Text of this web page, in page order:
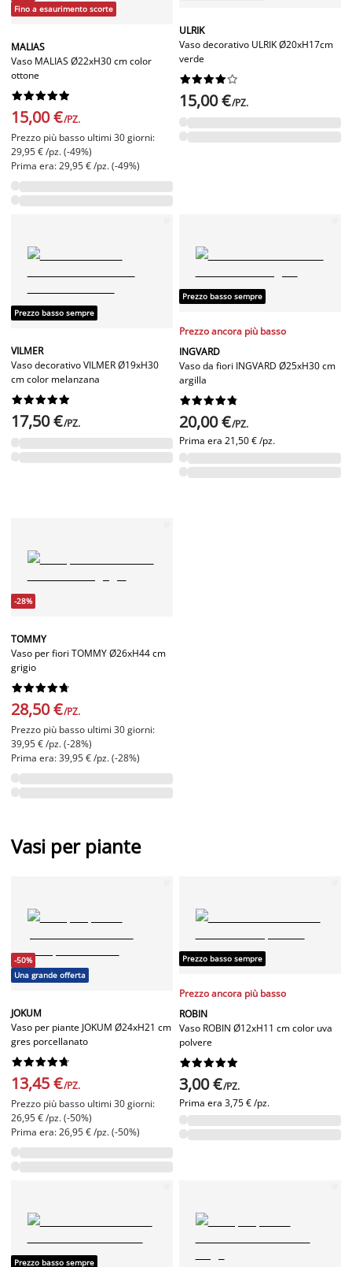
Fino a esaurimento scorte
MALIAS
Vaso MALIAS Ø22xH30 cm color
ottone






15,00 €/PZ.
Prezzo più basso ultimi 30 giorni:
29,95 € /pz. (-49%)
Prima era: 29,95 € /pz. (-49%)
ULRIK
Vaso decorativo ULRIK Ø20xH17cm
verde






15,00 €/PZ.
Prezzo basso sempre
VILMER
Vaso decorativo VILMER Ø19xH30
cm color melanzana






17,50 €/PZ.
Prezzo basso sempre
Prezzo ancora più basso
INGVARD
Vaso da fiori INGVARD Ø25xH30 cm
argilla






20,00 €/PZ.
Prima era 21,50 € /pz.
-28%
TOMMY
Vaso per fiori TOMMY Ø26xH44 cm
grigio






28,50 €/PZ.
Prezzo più basso ultimi 30 giorni:
39,95 € /pz. (-28%)
Prima era: 39,95 € /pz. (-28%)
Vasi per piante
-50%
Una grande offerta
JOKUM
Vaso per piante JOKUM Ø24xH21 cm
gres porcellanato






13,45 €/PZ.
Prezzo più basso ultimi 30 giorni:
26,95 € /pz. (-50%)
Prima era: 26,95 € /pz. (-50%)
Prezzo basso sempre
Prezzo ancora più basso
ROBIN
Vaso ROBIN Ø12xH11 cm color uva
polvere






3,00 €/PZ.
Prima era 3,75 € /pz.
Prezzo basso sempre